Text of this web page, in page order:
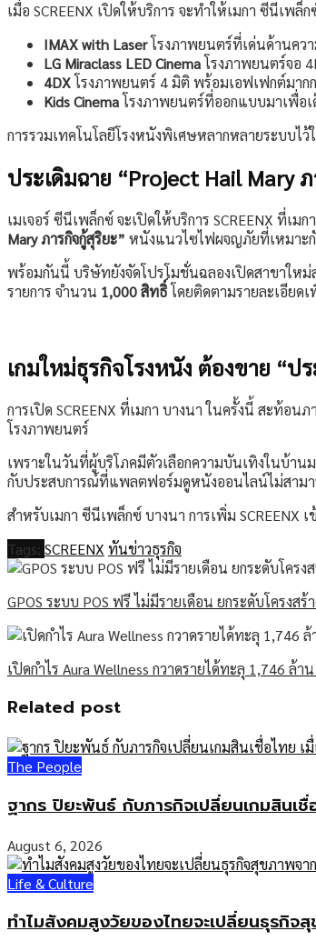
เมื่อ SCREENX เปิดให้บริการ จะทำให้เมกา ซีนีเ
IMAX with Laserโรงภาพยนตร์ที่เด่นด้านคว
LG Miraclass LED Cinemaโรงภาพยนตร์จอ
4DXโรงภาพยนตร์ 4 มิติ พร้อมเอฟเฟกต์มา
Kids Cinemaโรงภาพยนตร์ที่ออกแบบมาเพื่อเ
การรวมเทคโนโลยีโรงหนังพิเศษหลากหลายระบบไ
ประเดิมฉาย “Project Hail Mary
เมเจอร์ ซีนีเพล็กซ์ จะเปิดให้บริการ SCREENX ที่เ
Mary ภารกิจกู้สุริยะ” หนังแนวไซไฟผจญภัยที่เหมาะ
พร้อมกันนี้ บริษัทยังจัดโปรโมชั่นฉลองเปิดสาขาให
รายการ จำนวน 1,000 สิทธิ์โดยติดตามรายละเอียด
เกมใหม่ธุรกิจโรงหนัง ต้องขาย “
การเปิด SCREENX ที่เมกา บางนา ในครั้งนี้ สะท้อ
โรงภาพยนตร์
เพราะในวันที่ผู้บริโภคมีตัวเลือกความบันเทิงในบ้าน
กับประสบการณ์ที่แพลตฟอร์มดูหนังออนไลน์ไม่สาม
สำหรับเมกา ซีนีเพล็กซ์ บางนา การเพิ่ม SCREENX
Tags: SCREENX ทันข่าวธุรกิจ
GPOS ระบบ POS ฟรี ไม่มีรายเดือน ยกระดับโครงส
เปิดกำไร Aura Wellness กวาดรายได้ทะลุ 1,746 ล้า
Related post
The People
ฐากร ปิยะพันธ์ กับภารกิจเปลี่ยนเกมสินเ
August 6, 2026
Life & Culture
ทำไมสังคมสูงวัยของไทยจะเปลี่ยนธุรกิจ